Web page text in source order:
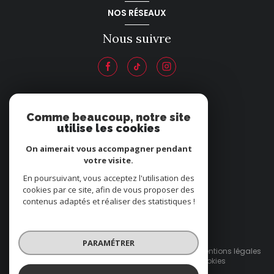
NOS RÉSEAUX
Nous suivre
ADHÉRENTS
Nous adhérons
© 2026 | Tous droits réservés
Mentions légales
Cookies
Comme beaucoup, notre site
utilise les cookies
On aimerait vous accompagner pendant
votre visite.
En poursuivant, vous acceptez l'utilisation des
cookies par ce site, afin de vous proposer des
contenus adaptés et réaliser des statistiques !
PARAMÉTRER